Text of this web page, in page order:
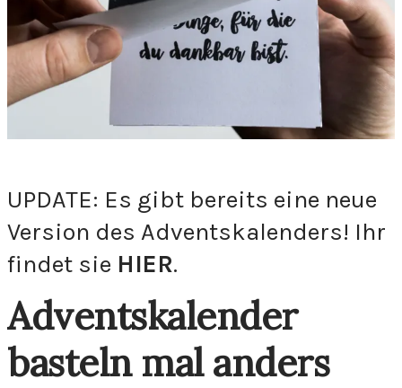
UPDATE: Es gibt bereits eine neue
Version des Adventskalenders! Ihr
findet sie HIER.
Adventskalender
basteln mal anders